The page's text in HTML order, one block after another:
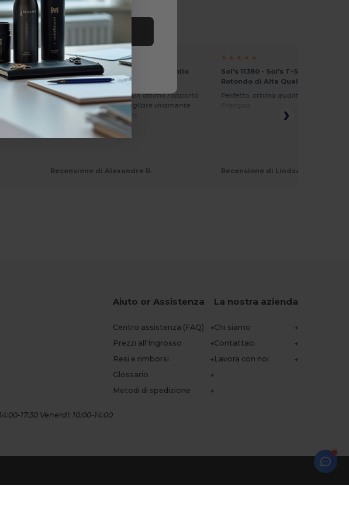
il
di
★ ★ ★ ★ ★
Sol's 11380 - Sol's T-Shirt Unisex Collo
Rotondo di Alta Qualità
Prodotto di qualità con un ottimo rapporto
qualità-prezzo, da consigliare vivamente
Tradotto da Français
Recensione di Alexandre R.
★ ★ ★ ★ ★
Sol's 11380 - Sol's T-Shirt Unisex
Rotondo di Alta Qualità
Perfetto, ottima qualità
Recensione di Lindsay R.
17:30 Venerdì: 10:00-14:00
Aiuto or Assistenza
Centro assistenza (FAQ)
Prezzi all'Ingrosso
Resi e rimborsi
Glossario
Metodi di spedizione
La nostra azienda
Chi siamo
Contattaci
Lavora con noi
Accettare tutto